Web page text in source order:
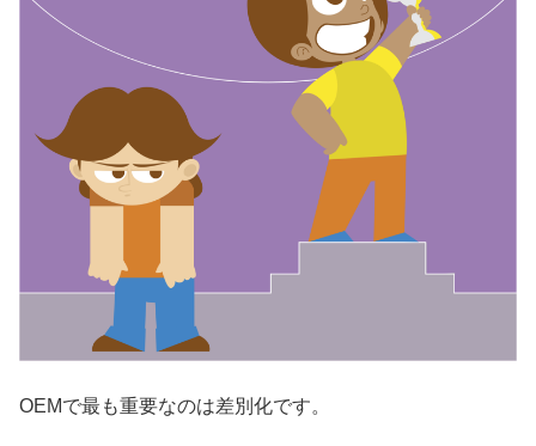
OEMで最も重要なのは差別化です。